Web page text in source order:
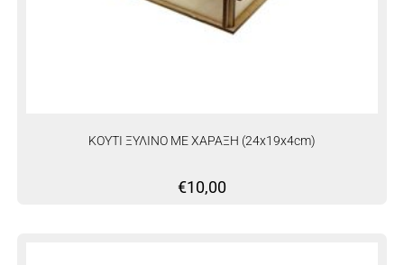
KOYTI ΞΥΛΙΝΟ ΜΕ ΧΑΡΑΞΗ (24x19x4cm)
€10,00